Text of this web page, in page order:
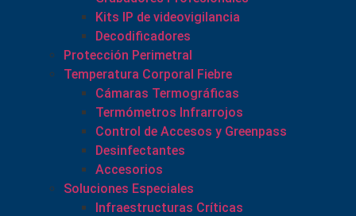
Kits IP de videovigilancia
Decodificadores
Protección Perimetral
Temperatura Corporal Fiebre
Cámaras Termográficas
Termómetros Infrarrojos
Control de Accesos y Greenpass
Desinfectantes
Accesorios
Soluciones Especiales
Infraestructuras Críticas